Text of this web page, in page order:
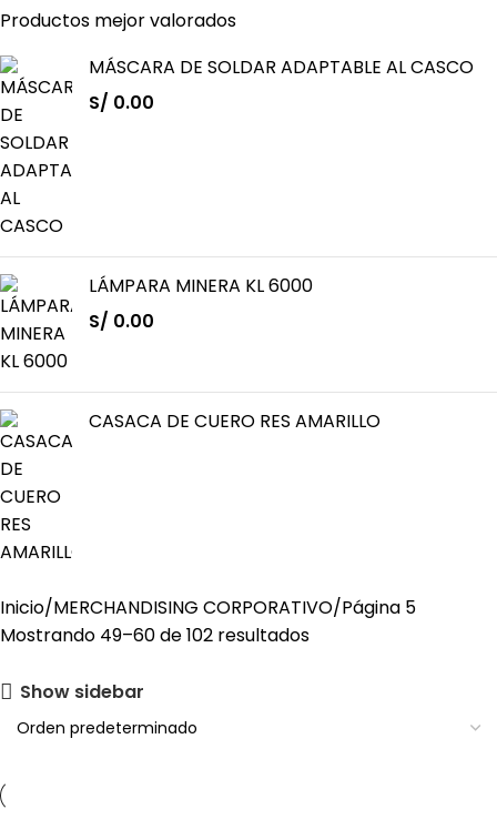
Productos mejor valorados
MÁSCARA DE SOLDAR ADAPTABLE AL CASCO
S/ 0.00
LÁMPARA MINERA KL 6000
S/ 0.00
CASACA DE CUERO RES AMARILLO
Inicio MERCHANDISING CORPORATIVO Página 5
Mostrando 49–60 de 102 resultados
Show sidebar